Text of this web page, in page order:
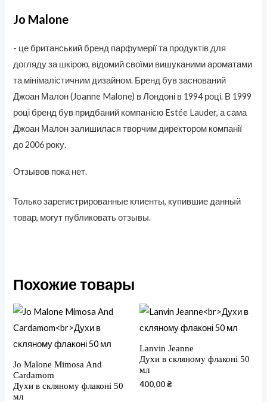
Jo Malone
- це британський бренд парфумерії та продуктів для
догляду за шкірою, відомий своїми вишуканими ароматами
та мінімалістичним дизайном. Бренд був заснований
Джоан Малон (Joanne Malone) в Лондоні в 1994 році. В 1999
році бренд був придбаний компанією Estée Lauder, а сама
Джоан Малон залишилася творчим директором компанії
до 2006 року.
Отзывов пока нет.
Только зарегистрированные клиенты, купившие данный
товар, могут публиковать отзывы.
Похожие товары
Jo Malone Mimosa And
Cardamom
Духи в скляному флаконі 50
мл
Lanvin Jeanne
Духи в скляному флаконі 50
мл
400,00₴